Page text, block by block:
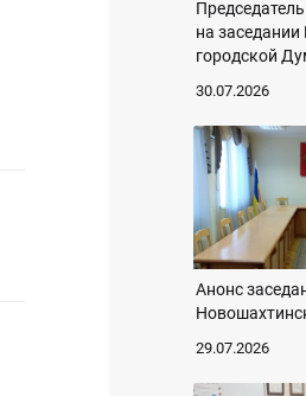
на
городской
30.07.2026
Анонс
29.07.2026